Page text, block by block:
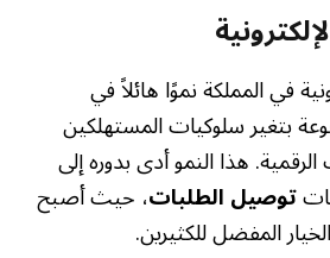
في المملكة نموًا هائلاً في
بتغير سلوكيات المستهلكين
الرقمية. هذا النمو أدى بدوره إلى
توصيل الطلبات، حيث أصبح
المفضل للكثيرين.